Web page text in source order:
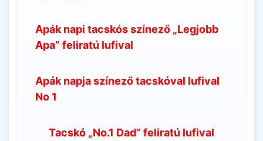
Apák napi tacskós színező „Legjobb
Apa” feliratú lufival
Apák napja színező tacskóval lufival
No 1
Tacskó „No.1 Dad” feliratú lufival